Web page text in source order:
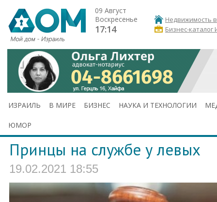
09 Август
Воскресенье
17:14
Недвижимость
Бизнес-каталог
ИЗРАИЛЬ В МИРЕ БИЗНЕС НАУКА И ТЕХНОЛОГИИ
ЮМОР
Принцы на службе у левых
19.02.2021 18:55